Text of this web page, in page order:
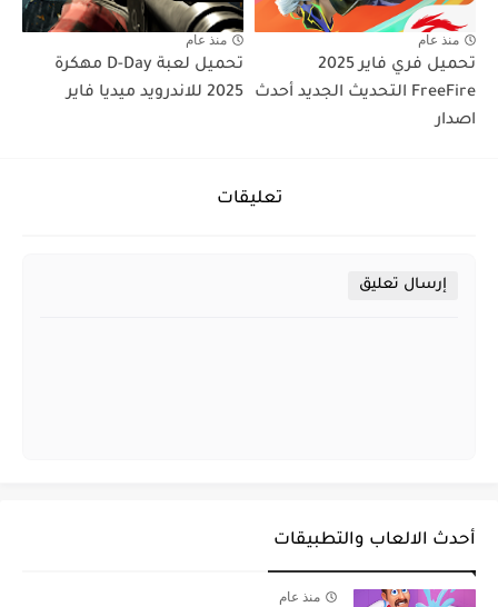
منذ عام
تحميل فري فاير 2025
FreeFire التحديث الجديد أحدث
اصدار
منذ عام
تحميل لعبة D-Day مهكرة
2025 للاندرويد ميديا فاير
تعليقات
إرسال تعليق
أحدث الالعاب والتطبيقات
منذ عام